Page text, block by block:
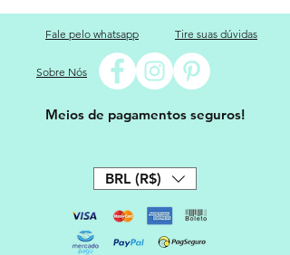
Fale pelo whatsapp Tire suas dúvidas
Sobre Nós
Meios de pagamentos seguros!
BRL (R$)